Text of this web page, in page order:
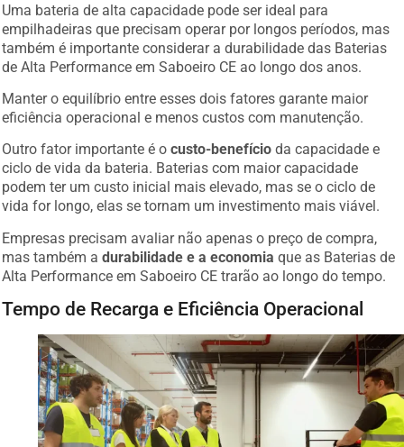
Uma bateria de alta capacidade pode ser ideal para
empilhadeiras que precisam operar por longos períodos, mas
também é importante considerar a durabilidade das Baterias
de Alta Performance em Saboeiro CE ao longo dos anos.
Manter o equilíbrio entre esses dois fatores garante maior
eficiência operacional e menos custos com manutenção.
Outro fator importante é ocusto-benefício da capacidade e
ciclo de vida da bateria. Baterias com maior capacidade
podem ter um custo inicial mais elevado, mas se o ciclo de
vida for longo, elas se tornam um investimento mais viável.
Empresas precisam avaliar não apenas o preço de compra,
mas também adurabilidade e a economia que as Baterias de
Alta Performance em Saboeiro CE trarão ao longo do tempo.
Tempo de Recarga e Eficiência Operacional